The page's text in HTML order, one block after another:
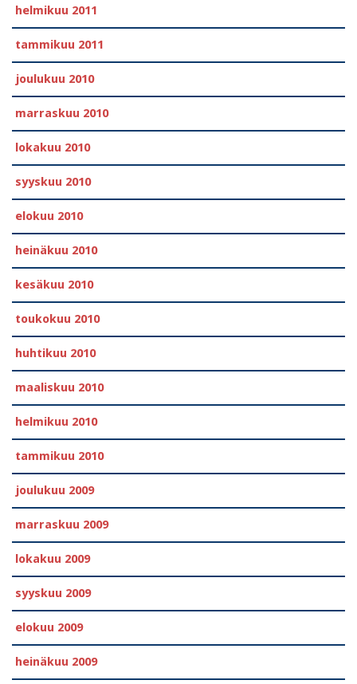
helmikuu 2011
tammikuu 2011
joulukuu 2010
marraskuu 2010
lokakuu 2010
syyskuu 2010
elokuu 2010
heinäkuu 2010
kesäkuu 2010
toukokuu 2010
huhtikuu 2010
maaliskuu 2010
helmikuu 2010
tammikuu 2010
joulukuu 2009
marraskuu 2009
lokakuu 2009
syyskuu 2009
elokuu 2009
heinäkuu 2009